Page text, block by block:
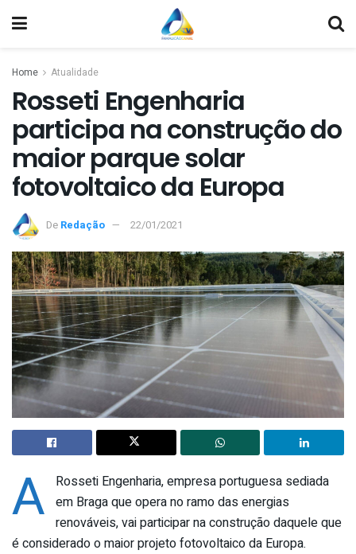
Home Atualidade
Rosseti Engenharia
participa na construção do
maior parque solar
fotovoltaico da Europa
De Redação 22/01/2021
A
Rosseti Engenharia, empresa portuguesa sediada
em Braga que opera no ramo das energias
renováveis, vai participar na construção daquele que
é considerado o maior projeto fotovoltaico da Europa.